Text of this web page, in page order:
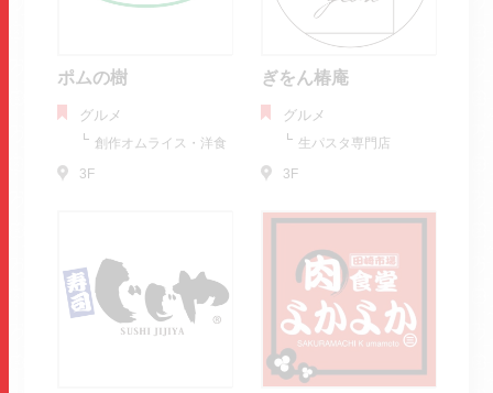
ポムの樹
グルメ
創作オムライス・洋食
3F
ぎをん椿庵
グルメ
生パスタ専門店
3F